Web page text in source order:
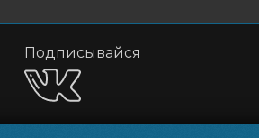
Подписывайся